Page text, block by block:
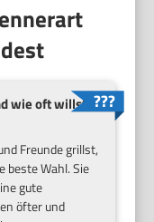
wie oft willst
Freunde grillst,
beste Wahl. Sie
gute
öfter und